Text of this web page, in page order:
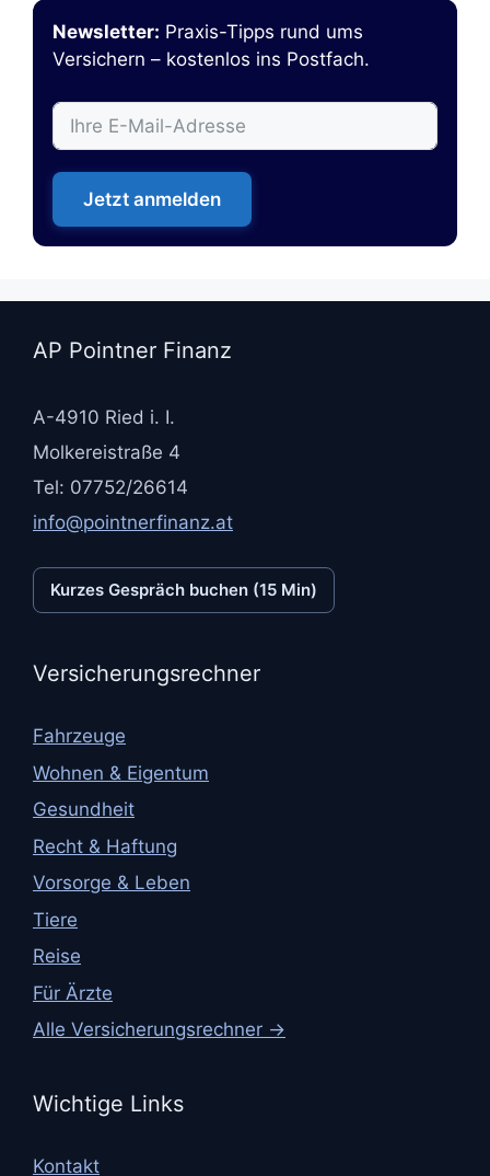
Newsletter: Praxis-Tipps rund ums
Versichern – kostenlos ins Postfach.
Jetzt anmelden
AP Pointner Finanz
A-4910 Ried i. I.
Molkereistraße 4
Tel: 07752/26614
info@pointnerfinanz.at
Kurzes Gespräch buchen (15 Min)
Versicherungsrechner
Fahrzeuge
Wohnen & Eigentum
Gesundheit
Recht & Haftung
Vorsorge & Leben
Tiere
Reise
Für Ärzte
Alle Versicherungsrechner →
Wichtige Links
Kontakt